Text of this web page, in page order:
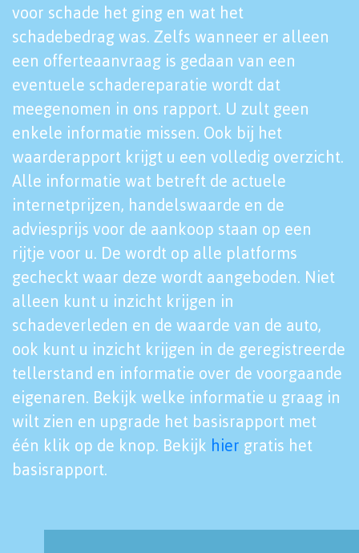
voor schade het ging en wat het
schadebedrag was. Zelfs wanneer er alleen
een offerteaanvraag is gedaan van een
eventuele schadereparatie wordt dat
meegenomen in ons rapport. U zult geen
enkele informatie missen. Ook bij het
waarderapport krijgt u een volledig overzicht.
Alle informatie wat betreft de actuele
internetprijzen, handelswaarde en de
adviesprijs voor de aankoop staan op een
rijtje voor u. De wordt op alle platforms
gecheckt waar deze wordt aangeboden. Niet
alleen kunt u inzicht krijgen in
schadeverleden en de waarde van de auto,
ook kunt u inzicht krijgen in de geregistreerde
tellerstand en informatie over de voorgaande
eigenaren. Bekijk welke informatie u graag in
wilt zien en upgrade het basisrapport met
één klik op de knop. Bekijk hier gratis het
basisrapport.